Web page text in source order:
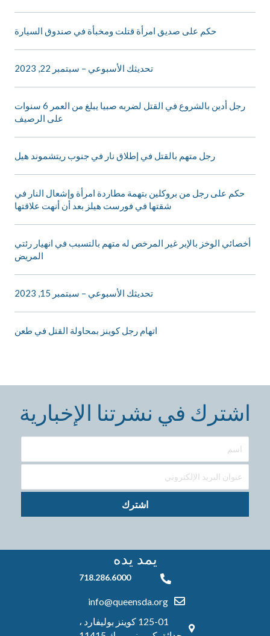
حكم على صديق امرأة قتلت ومخبأة في صندوق السيارة
تحديثك الأسبوعي – سبتمبر 22, 2023
رجل أدين بالشروع في القتل لضربه صبيا يبلغ من العمر 6 سنوات
على الرصيف
رجل متهم بالقتل في إطلاق نار في جنوب ريتشموند هيل
حكم على رجل من بروكلين بتهمة مطاردة امرأة وإشعال النار في
شقتها في فورست هيلز بعد أن أنهت علاقتها
أخصائي الوخز بالإبر غير المرخص له متهم بالتسبب في انهيار رئتي
المريض
تحديثك الأسبوعي – سبتمبر 15, 2023
اتهام رجل كوينز بمحاولة القتل في طعن
اشترك في نشرتنا الإخبارية
اشترك
يمد يده
718.286.6000
718.286.6000
info@queensda.org
125-01 كوينز بوليفارد ،